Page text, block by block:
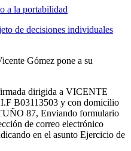
a la portabilidad
de decisiones individuales
Gómez pone a su
dirigida a VICENTE
B03113503 y con domicilio
87, Enviando formulario
de correo electrónico
en el asunto Ejercicio de